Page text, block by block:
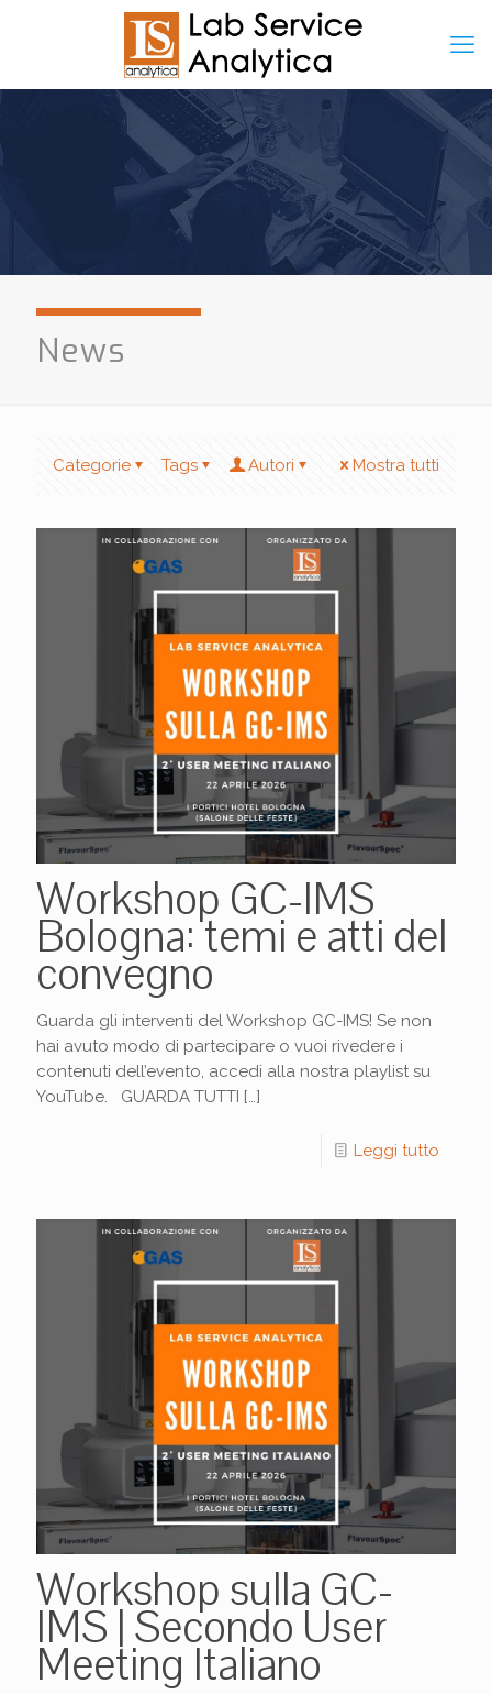
News
Categorie Tags Autori Mostra tutti
Workshop GC-IMS
Bologna: temi e atti del
convegno
Guarda gli interventi del Workshop GC-IMS! Se non
hai avuto modo di partecipare o vuoi rivedere i
contenuti dell’evento, accedi alla nostra playlist su
YouTube. GUARDA TUTTI […]
Leggi tutto
Workshop sulla GC-
IMS | Secondo User
Meeting Italiano